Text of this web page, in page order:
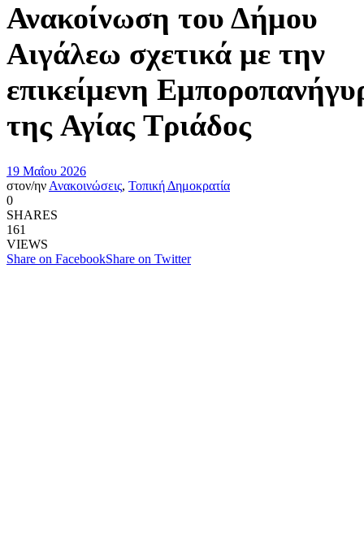
Ανακοίνωση του Δήμου
Αιγάλεω σχετικά με την
επικείμενη
της Αγίας Τριάδος
19 Μαΐου 2026
στον/ην Ανακοινώσεις, Τοπική Δημοκρατία
0
SHARES
161
VIEWS
Share on FacebookShare on Twitter